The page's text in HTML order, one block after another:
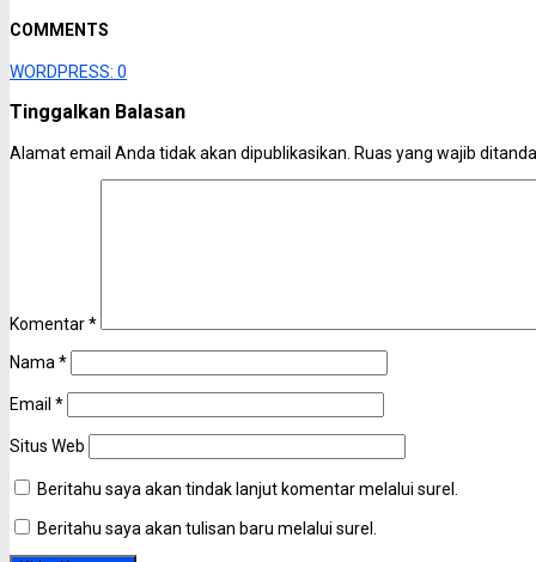
COMMENTS
WORDPRESS: 0
Tinggalkan Balasan
Alamat email Anda tidak akan dipublikasikan. Ruas yang wajib
Komentar*
Nama *
Email *
Situs Web
Beritahu saya akan tindak lanjut komentar melalui surel.
Beritahu saya akan tulisan baru melalui surel.